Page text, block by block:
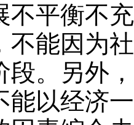
平衡不充
不能因为
段。另外
能以经济